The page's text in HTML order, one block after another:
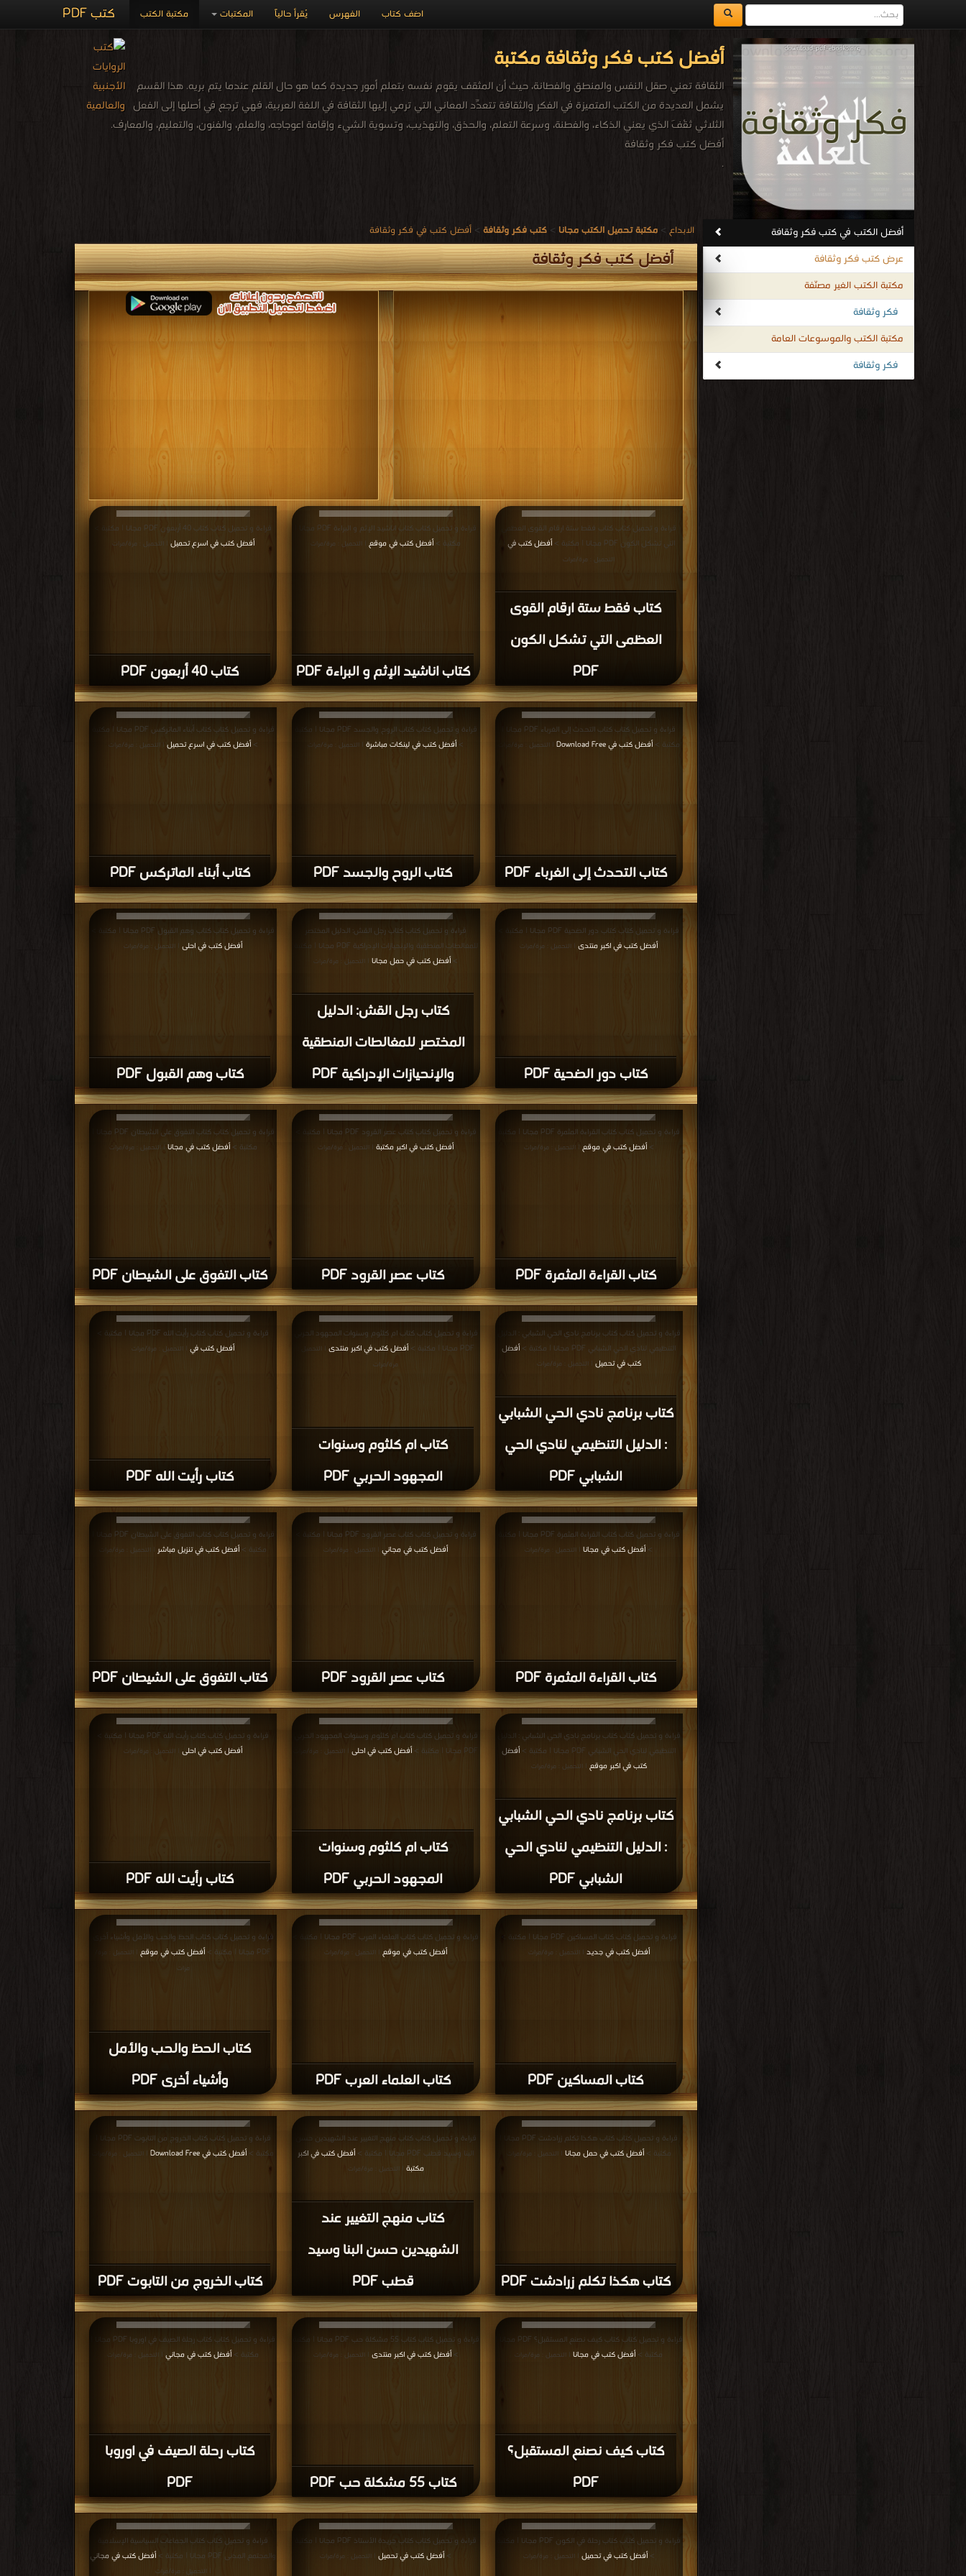
كتب PDF مكتبة الكتب المكتبات يُقرأ حالياً الفهرس اضف كتاب
أفضل كتب فكر وثقافة مكتبة
الثقافة تعني صقل النفس والمنطق والفطانة، حيث أن المثقف يقوم نفسه بتعلم أمور جديدة كما هو حال القلم عندما يتم بريه. هذا القسم
يشمل العديدة من الكتب المتميزة في الفكر والثقافة تتعدّد المعاني التي ترمي إليها الثقافة في اللغة العربية، فهي ترجِع في أصلها إلى الفعل
الثلاثي ثقُفَ الذي يعني الذكاء، والفطنة، وسرعة التعلم، والحذق، والتهذيب، وتسوية الشيء وإقامة اعوجاجه، والعلم، والفنون، والتعليم، والمعارف.
أفضل كتب فكر وثقافة
.
أفضل الكتب في كتب فكر وثقافة
عرض كتب فكر وثقافة
مكتبة الكتب الغير مصنّفة
فكر وثقافة
مكتبة الكتب والموسوعات العامة
فكر وثقافة
الابداع > مكتبة تحميل الكتب مجانا > كتب فكر وثقافة > أفضل كتب في فكر وثقافة
أفضل كتب فكر وثقافة
كتاب 40 أربعون PDF
قراءة و تحميل كتاب كتاب 40 أربعون PDF مجانا | مكتبة >
أفضل كتب في اسرع تحميل
| التحميل : مرة/مرات
كتاب اناشيد الإثم و البراءة PDF
قراءة و تحميل كتاب كتاب اناشيد الإثم و البراءة PDF مجانا |
مكتبة >أفضل كتب في موقع | التحميل : مرة/مرات
كتاب فقط ستة ارقام القوى
العظمى التي تشكل الكون
PDF
قراءة و تحميل كتاب كتاب فقط ستة ارقام القوى العظمى
التي تشكل الكون PDF مجانا | مكتبة >
أفضل كتب في
التحميل : مرة/مرات
كتاب أبناء الماتركس PDF
قراءة و تحميل كتاب كتاب أبناء الماتركس PDF مجانا | مكتبة
>أفضل كتب في اسرع تحميل | التحميل : مرة/مرات
كتاب الروح والجسد PDF
قراءة و تحميل كتاب كتاب الروح والجسد PDF مجانا | مكتبة
>أفضل كتب في لينكات مباشرة | التحميل : مرة/مرات
كتاب التحدث إلى الغرباء PDF
قراءة و تحميل كتاب كتاب التحدث إلى الغرباء PDF مجانا |
مكتبة >أفضل كتب في Download Free | التحميل : مرة/مرات
كتاب وهم القبول PDF
قراءة و تحميل كتاب كتاب وهم القبول PDF مجانا | مكتبة >
أفضل كتب في احلى
| التحميل : مرة/مرات
كتاب رجل القش: الدليل
المختصر للمغالطات المنطقية
والإنحيازات الإدراكية PDF
قراءة و تحميل كتاب كتاب رجل القش: الدليل المختصر
للمغالطات المنطقية والإنحيازات الإدراكية PDF مجانا | مكتبة
>أفضل كتب في حمل مجانا| التحميل : مرة/مرات
كتاب دور الضحية PDF
قراءة و تحميل كتاب كتاب دور الضحية PDF مجانا | مكتبة >
أفضل كتب في اكبر منتدى | التحميل : مرة/مرات
كتاب التفوق على الشيطان PDF
قراءة و تحميل كتاب كتاب التفوق على الشيطان PDF مجانا |
مكتبة >أفضل كتب في مجانا | التحميل : مرة/مرات
كتاب عصر القرود PDF
قراءة و تحميل كتاب كتاب عصر القرود PDF مجانا | مكتبة >
أفضل كتب في اكبر مكتبة
| التحميل : مرة/مرات
كتاب القراءة المثمرة PDF
قراءة و تحميل كتاب كتاب القراءة المثمرة PDF مجانا | مكتبة
>أفضل كتب في موقع | التحميل : مرة/مرات
كتاب رأيت الله PDF
قراءة و تحميل كتاب كتاب رأيت الله PDF مجانا | مكتبة >
أفضل كتب في | التحميل : مرة/مرات
كتاب ام كلثوم وسنوات
المجهود الحربي PDF
قراءة و تحميل كتاب كتاب ام كلثوم وسنوات المجهود الحربي
PDF مجانا | مكتبة >
أفضل كتب في اكبر منتدى
| التحميل :
مرة/مرات
كتاب برنامج نادي الحي الشبابي
: الدليل التنظيمي لنادي الحي
الشبابي PDF
قراءة و تحميل كتاب كتاب برنامج نادي الحي الشبابي : الدليل
التنظيمي لنادي الحي الشبابي PDF مجانا | مكتبة >
أفضل
كتب في تحميل
| التحميل : مرة/مرات
كتاب التفوق على الشيطان PDF
قراءة و تحميل كتاب كتاب التفوق على الشيطان PDF مجانا |
مكتبة >أفضل كتب في تنزيل مباشر| التحميل : مرة/مرات
كتاب عصر القرود PDF
قراءة و تحميل كتاب كتاب عصر القرود PDF مجانا | مكتبة >
أفضل كتب في مجاني| التحميل : مرة/مرات
كتاب القراءة المثمرة PDF
قراءة و تحميل كتاب كتاب القراءة المثمرة PDF مجانا | مكتبة
>أفضل كتب في مجانا| التحميل : مرة/مرات
كتاب رأيت الله PDF
قراءة و تحميل كتاب كتاب رأيت الله PDF مجانا | مكتبة >
أفضل كتب في احلى | التحميل : مرة/مرات
كتاب ام كلثوم وسنوات
المجهود الحربي PDF
قراءة و تحميل كتاب كتاب ام كلثوم وسنوات المجهود الحربي
PDF مجانا | مكتبة >
أفضل كتب في احلى | التحميل : مرة/مرات
كتاب برنامج نادي الحي الشبابي
: الدليل التنظيمي لنادي الحي
الشبابي PDF
قراءة و تحميل كتاب كتاب برنامج نادي الحي الشبابي : الدليل
التنظيمي لنادي الحي الشبابي PDF مجانا | مكتبة >
أفضل
كتب في اكبر موقع
| التحميل : مرة/مرات
كتاب الحظ والحب والأمل
وأشياء أخرى PDF
قراءة و تحميل كتاب كتاب الحظ والحب والأمل وأشياء أخرى
PDF مجانا | مكتبة >
أفضل كتب في موقع
| التحميل : مرة/
مرات
كتاب العلماء العرب PDF
قراءة و تحميل كتاب كتاب العلماء العرب PDF مجانا | مكتبة >
أفضل كتب في موقع
| التحميل : مرة/مرات
كتاب المساكين PDF
قراءة و تحميل كتاب كتاب المساكين PDF مجانا | مكتبة >
أفضل كتب في جديد | التحميل : مرة/مرات
كتاب الخروج من التابوت PDF
قراءة و تحميل كتاب كتاب الخروج من التابوت PDF مجانا |
مكتبة >أفضل كتب في Download Free | التحميل : مرة/مرات
كتاب منهج التغيير عند
الشهيدين حسن البنا وسيد
قطب PDF
قراءة و تحميل كتاب كتاب منهج التغيير عند الشهيدين حسن
البنا وسيد قطب PDF مجانا | مكتبة >
أفضل كتب في اكبر
مكتبة
| التحميل : مرة/مرات
كتاب هكذا تكلم زرادشت PDF
قراءة و تحميل كتاب كتاب هكذا تكلم زرادشت PDF مجانا |
مكتبة >أفضل كتب في حمل مجانا | التحميل : مرة/مرات
كتاب رحلة الصيف في اوروبا
PDF
قراءة و تحميل كتاب كتاب رحلة الصيف في اوروبا PDF مجانا |
مكتبة >أفضل كتب في مجاني| التحميل : مرة/مرات
كتاب 55 مشكلة حب PDF
قراءة و تحميل كتاب كتاب 55 مشكلة حب PDF مجانا | مكتبة
>أفضل كتب في اكبر منتدى | التحميل : مرة/مرات
كتاب كيف نصنع المستقبل؟
PDF
قراءة و تحميل كتاب كتاب كيف نصنع المستقبل؟ PDF مجانا |
مكتبة >أفضل كتب في مجانا| التحميل : مرة/مرات
قراءة و تحميل كتاب كتاب الجماعات السياسية الإسلامية
والمجتمع المدنى PDF مجانا | مكتبة >
أفضل كتب في مجاني
| التحميل : مرة/مرات
قراءة و تحميل كتاب كتاب جريدة الأستاذ PDF مجانا | مكتبة
>أفضل كتب في تحميل | التحميل : مرة/مرات
قراءة و تحميل كتاب كتاب رحلة في الكون PDF مجانا | مكتبة
>أفضل كتب في تحميل | التحميل : مرة/مرات